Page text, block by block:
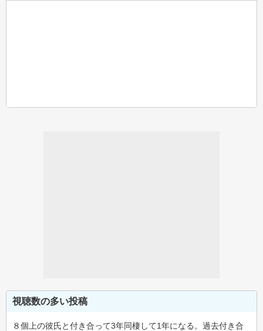
視聴数の多い投稿
８個上の彼氏と付き合って3年同棲して1年になる。過去付き合